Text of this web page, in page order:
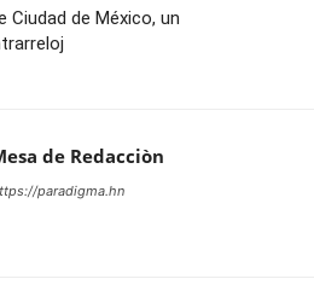
Ciudad de México, un
de Redacciòn
paradigma.hn